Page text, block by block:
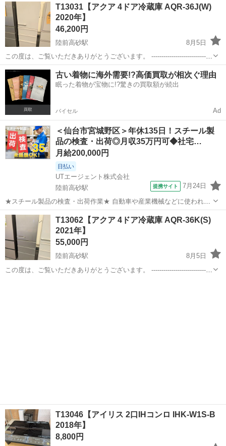
T13031【アクア 4ドア冷蔵庫 AQR-36J(W)
2020年】
46,200円
陸前高砂駅
8月5日
この度は、ご覧いただきありがとうございます。 ------------------------------
----------------------------- 【商品詳細】 商品名：アクア 4ドア...
宮城 仙台市 陸前高砂駅 キッチン家電 AQR
古い着物に海外需要!?高価買取が相次ぐ理由
眠った着物が宝物に!?驚きの買取額が続出
バイセル Ad
＜仙台市宮城野区＞年休135日！スチール製
品の検査・出荷◎月収35万円可◆社宅…
月給200,000円
日払い
UTエージェント株式会社
陸前高砂駅
提携サイト 7月24日
★スチール製品の検査・出荷作業★ 自動車や産業機械などに使われる
スチール製品を製造している工場です！ ＜具体的には…＞ ◇製品の検
査 ◇製品の結束作業 ◇ラベル添付 ◇荷揃え ◇出荷作業 ☆未経験の方
歓迎！ 丁寧な研...
宮城 仙台市 陸前高砂駅 工場
T13062【アクア 4ドア冷蔵庫 AQR-36K(S)
2021年】
55,000円
陸前高砂駅
8月5日
この度は、ご覧いただきありがとうございます。 ------------------------------
T13046【アイリス 2口IHコンロ IHK-W1S-B
2018年】
8,800円